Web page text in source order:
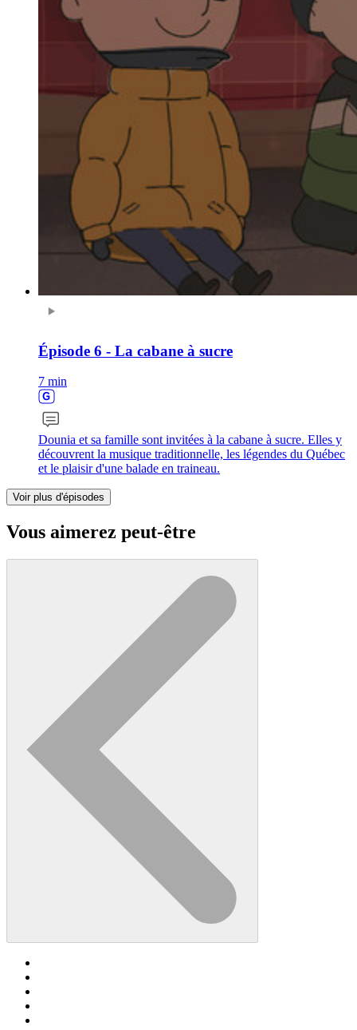
Épisode 6 - La cabane à sucre
7 min
Dounia et sa famille sont invitées à la cabane à sucre. Elles y
découvrent la musique traditionnelle, les légendes du Québec
et le plaisir d'une balade en traineau.
Voir plus d'épisodes
Vous aimerez peut-être